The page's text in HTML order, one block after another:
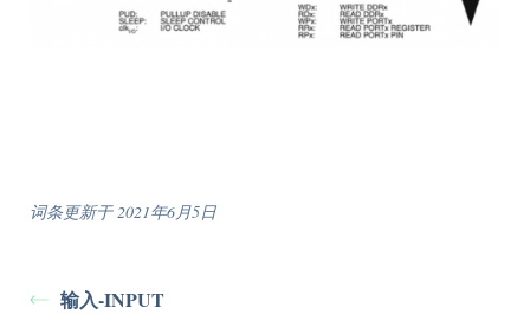
词条更新于 2021年6月5日
输入-INPUT